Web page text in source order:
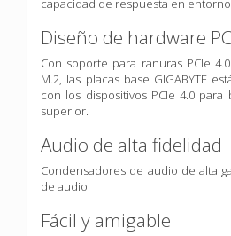
capacidad de respuesta en
Diseño de hardware
Con soporte para ranuras PCIe
M.2, las placas base GIGABYTE
con los dispositivos PCIe 4.0
superior.
Audio de alta fidelidad
Condensadores de audio de alta
de audio
Fácil y amigable